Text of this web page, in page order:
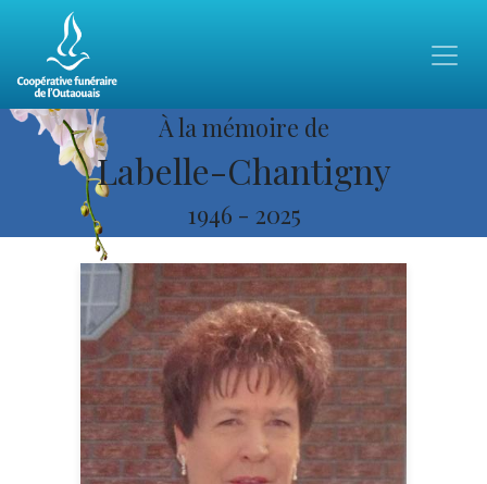
À la mémoire de
Labelle-Chantigny
1946 - 2025